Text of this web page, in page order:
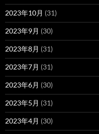
2023年10月 (31)
2023年9月 (30)
2023年8月 (31)
2023年7月 (31)
2023年6月 (30)
2023年5月 (31)
2023年4月 (30)